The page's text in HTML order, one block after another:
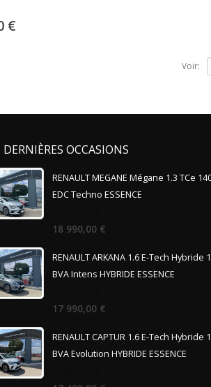
€
Voir:
OCCASIONS
RENAULT MEGANE Mégane 1.3 TCe
EDC Techno ESSENCE
0
out
18 990,00 €
RENAULT ARKANA 1.6 E-Tech Hybride
BVA Intens HYBRIDE ESSENCE
0
out
17 990,00 €
RENAULT CAPTUR 1.6 E-Tech Hybride
BVA Evolution HYBRIDE ESSENCE
0